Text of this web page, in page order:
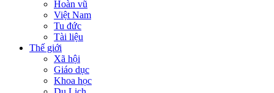
Hoàn vũ
Việt Nam
Tu đức
Tài liệu
Thế giới
Xã hội
Giáo dục
Khoa học